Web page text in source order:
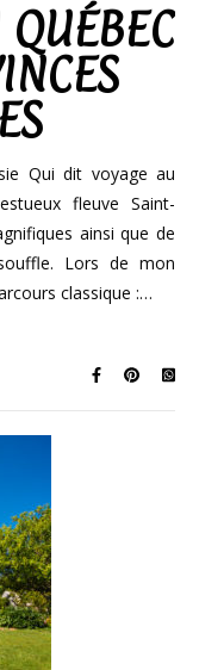
Qui dit voyage au
fleuve Saint-
ainsi que de
Lors de mon
classique :…